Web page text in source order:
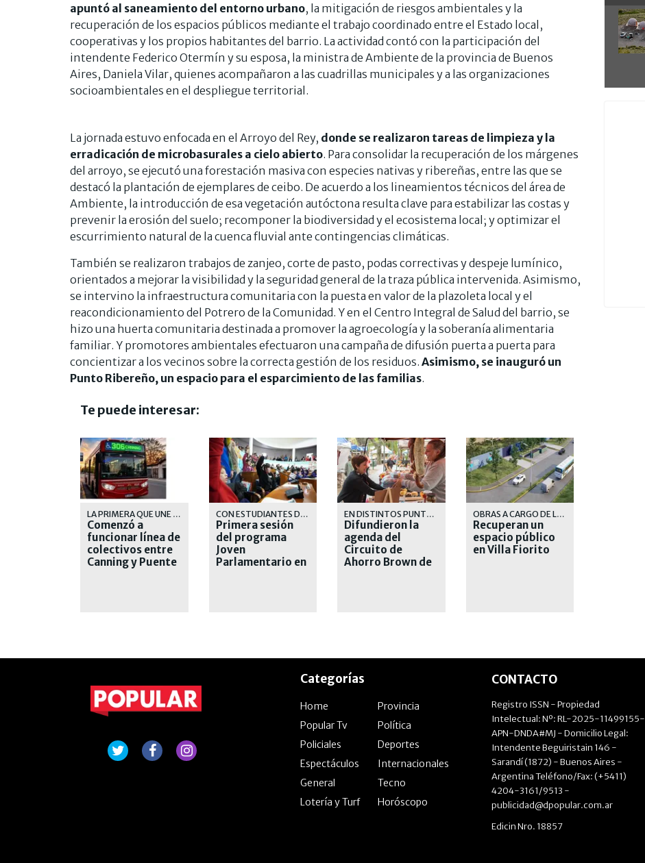
apuntó al saneamiento del entorno urbano, la mitigación de riesgos ambientales y la
recuperación de los espacios públicos mediante el trabajo coordinado entre el Estado local,
cooperativas y los propios habitantes del barrio. La actividad contó con la participación del
intendente Federico Otermín y su esposa, la ministra de Ambiente de la provincia de Buenos
Aires, Daniela Vilar, quienes acompañaron a las cuadrillas municipales y a las organizaciones
socioambientales en el despliegue territorial.
La jornada estuvo enfocada en el Arroyo del Rey, donde se realizaron tareas de limpieza y la
erradicación de microbasurales a cielo abierto. Para consolidar la recuperación de los márgenes
del arroyo, se ejecutó una forestación masiva con especies nativas y ribereñas, entre las que se
destacó la plantación de ejemplares de ceibo. De acuerdo a los lineamientos técnicos del área de
Ambiente, la introducción de esa vegetación autóctona resulta clave para estabilizar las costas y
prevenir la erosión del suelo; recomponer la biodiversidad y el ecosistema local; y optimizar el
escurrimiento natural de la cuenca fluvial ante contingencias climáticas.
También se realizaron trabajos de zanjeo, corte de pasto, podas correctivas y despeje lumínico,
orientados a mejorar la visibilidad y la seguridad general de la traza pública intervenida. Asimismo,
se intervino la infraestructura comunitaria con la puesta en valor de la plazoleta local y el
reacondicionamiento del Potrero de la Comunidad. Y en el Centro Integral de Salud del barrio, se
hizo una huerta comunitaria destinada a promover la agroecología y la soberanía alimentaria
familiar. Y promotores ambientales efectuaron una campaña de difusión puerta a puerta para
concientizar a los vecinos sobre la correcta gestión de los residuos. Asimismo, se inauguró un
Punto Ribereño, un espacio para el esparcimiento de las familias.
Te puede interesar:
LA PRIMERA QUE UNE AMBOS PUNTOS EN FORMA DIRECTA
Comenzó a
funcionar línea de
colectivos entre
Canning y Puente
CON ESTUDIANTES DE DISTINTOS NIVELES
Primera sesión
del programa
Joven
Parlamentario en
EN DISTINTOS PUNTOS DEL DISTRITO
Difundieron la
agenda del
Circuito de
Ahorro Brown de
OBRAS A CARGO DE LA MUNICIPALIDAD DE LOMAS DE ZAMORA
Recuperan un
espacio público
en Villa Fiorito
Categorías
Home
Provincia
Popular Tv
Política
Policiales
Deportes
Espectáculos
Internacionales
General
Tecno
Lotería y Turf
Horóscopo
CONTACTO
Registro ISSN - Propiedad
Intelectual: Nº: RL-2025-11499155-
APN-DNDA#MJ - Domicilio Legal:
Intendente Beguiristain 146 -
Sarandí (1872) - Buenos Aires -
Argentina Teléfono/Fax: (+5411)
4204-3161/9513 -
publicidad@dpopular.com.ar
Edicin Nro. 18857